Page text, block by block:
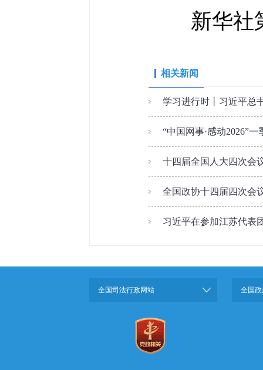
新华社
相关新闻
学习进行时丨习近平总
“中国网事·感动2026”
十四届全国人大四次会
全国政协十四届四次会
习近平在参加江苏代表
全国司法行政网站 全国